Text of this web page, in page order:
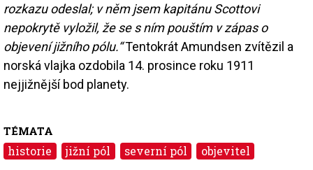
rozkazu odeslal; v něm jsem kapitánu Scottovi
nepokrytě vyložil, že se s ním pouštím v zápas o
objevení jižního pólu.“Tentokrát Amundsen zvítězil a
norská vlajka ozdobila 14. prosince roku 1911
nejjižnější bod planety.
TÉMATA
historie jižní pól severní pól objevitel